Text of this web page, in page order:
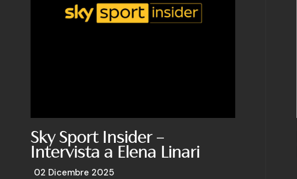
Sky Sport Insider –
Intervista a Elena Linari
02 Dicembre 2025